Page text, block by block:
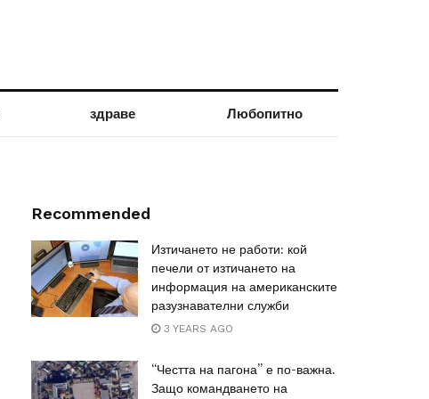
здраве Любопитно
Recommended
Изтичането не работи: кой
печели от изтичането на
информация на американските
разузнавателни служби
3 YEARS AGO
“Честта на пагона” е по-важна.
Защо командването на